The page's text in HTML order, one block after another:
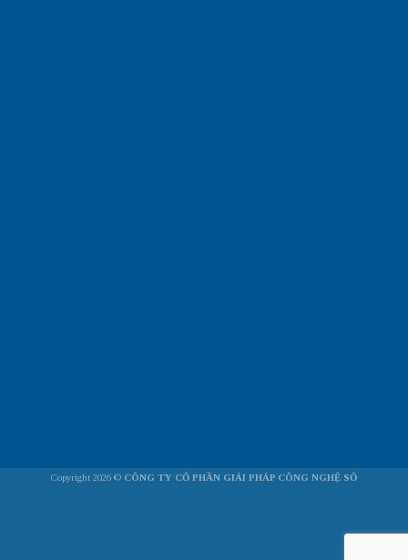
Copyright 2026 © CÔNG TY CỔ PHẦN GIẢI PHÁP CÔNG NGHỆ SỐ